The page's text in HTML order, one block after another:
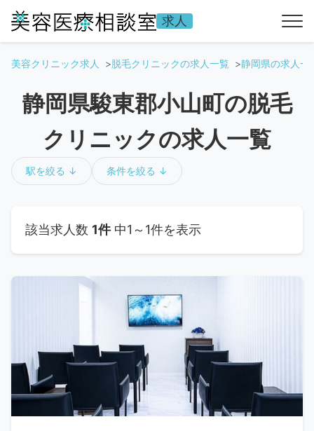
求人
美容クリニック求人 脱毛クリニックの求人一覧 静岡県の求人一
静岡県駿東郡小山町の脱毛
クリニックの求人一覧
駅を絞る ↓ 条件を絞る ↓
該当求人数 1件中1～1件を表示